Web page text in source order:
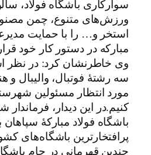
سوارکاری باشگاه فولاد،
ورزش‌های متنوع، چمن
استخر و… را با حمایت
مبارکه در دستور کار خود
وی خاطرنشان کرد: در نظر
سه رشتۀ فوتبال، والیبال و
مورد انتظار مسئولین
کنیم.در این دیدار، فرماندار
باشگاه فولاد مبارکۀ سپاهان
پرافتخارترین باشگاه‌های
چندین قهرمانی در جام